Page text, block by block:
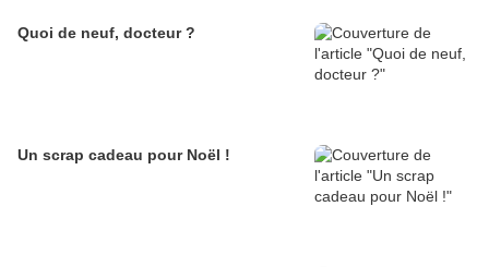
Quoi de neuf, docteur ?
Un scrap cadeau pour Noël !